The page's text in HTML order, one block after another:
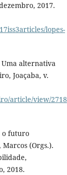
2017.
lopes-
Uma alternativa
Joaçaba, v.
article/view/
o futuro
Marcos (Orgs.).
2018.